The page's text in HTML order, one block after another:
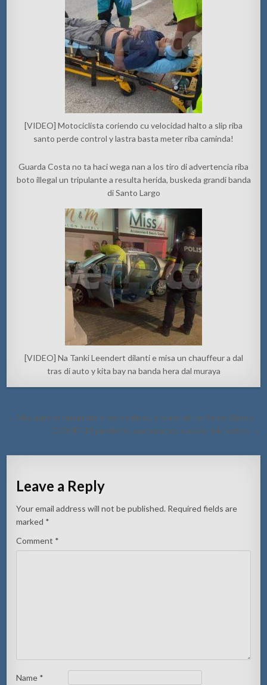
[VIDEO] Motociclista coriendo cu velocidad halto a slip riba
santo perde control y lastra basta meter riba caminda!
Guarda Costa no ta haci wega nan a los tiro di advertencia riba
boto illegal un tripulante a resulta herida, buskeda grandi banda
di Santo Largo
[VIDEO] Na Tanki Leendert dilanti e misa un chauffeur a dal
tras di auto y kita bay na banda hera dal muraya
Post
navigation
← Mas auto di taxi pirata a ser confisca, e biaha aki na Seroe Blanco
COVID-19 pandemic exacerbates suicide risk factors →
Leave a Reply
Your email address will not be published. Required fields are
marked *
Comment *
Name *